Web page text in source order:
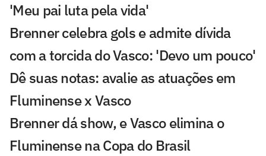
'Meu pai luta pela vida'
Brenner celebra gols e admite dívida
com a torcida do Vasco: 'Devo um pouco'
Dê suas notas: avalie as atuações em
Fluminense x Vasco
Brenner dá show, e Vasco elimina o
Fluminense na Copa do Brasil